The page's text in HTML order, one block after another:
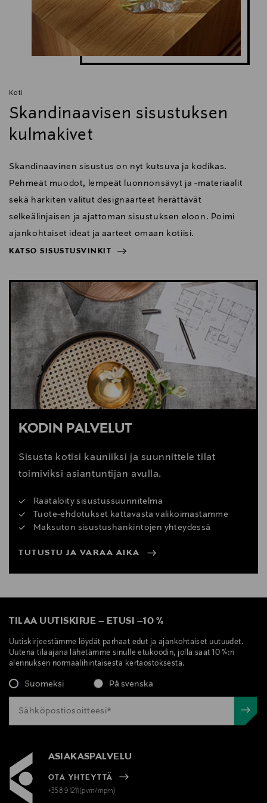
Koti
Skandinaavisen sisustuksen
kulmakivet
Skandinaavinen sisustus on nyt kutsuva ja kodikas.
Pehmeät muodot, lempeät luonnonsävyt ja -materiaalit
sekä harkiten valitut designaarteet herättävät
selkeälinjaisen ja ajattoman sisustuksen eloon. Poimi
ajankohtaiset ideat ja aarteet omaan kotiisi.
KATSO SISUSTUSVINKIT
KATSO SISUSTUSVINKIT
KODIN PALVELUT
Sisusta kotisi kauniiksi ja suunnittele tilat
toimiviksi asiantuntijan avulla.
Räätälöity sisustussuunnitelma
Tuote-ehdotukset kattavasta valikoimastamme
Maksuton sisustushankintojen yhteydessä
TUTUSTU JA VARAA AIKA
TILAA UUTISKIRJE – ETUSI –10 %
Uutiskirjeestämme löydät parhaat edut ja ajankohtaiset uutuudet.
Uutena tilaajana lähetämme sinulle etukoodin, jolla saat 10 %:n
alennuksen normaalihintaisesta kertaostoksesta.
Suomeksi På svenska
ASIAKASPALVELU
OTA YHTEYTTÄ
+358 9 1211(pvm/mpm)